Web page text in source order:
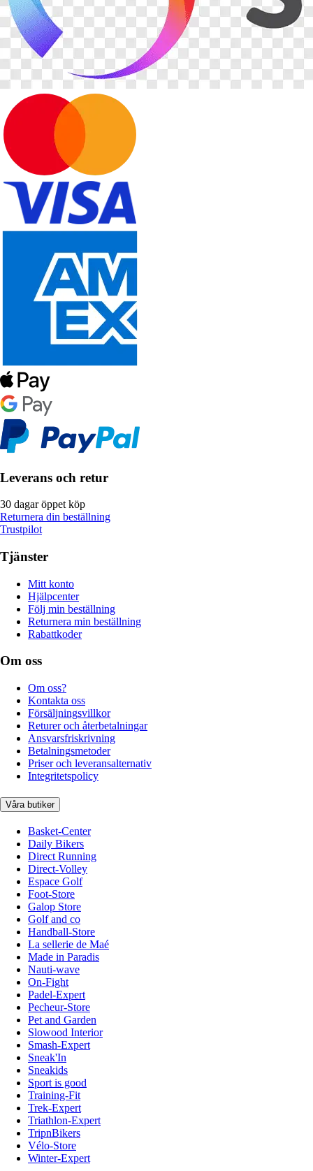
Leverans och retur
30 dagar öppet köp
Returnera din beställning
Trustpilot
Tjänster
Mitt konto
Hjälpcenter
Följ min beställning
Returnera min beställning
Rabattkoder
Om oss
Om oss?
Kontakta oss
Försäljningsvillkor
Returer och återbetalningar
Ansvarsfriskrivning
Betalningsmetoder
Priser och leveransalternativ
Integritetspolicy
Våra butiker
Basket-Center
Daily Bikers
Direct Running
Direct-Volley
Espace Golf
Foot-Store
Galop Store
Golf and co
Handball-Store
La sellerie de Maé
Made in Paradis
Nauti-wave
On-Fight
Padel-Expert
Pecheur-Store
Pet and Garden
Slowood Interior
Smash-Expert
Sneak'In
Sneakids
Sport is good
Training-Fit
Trek-Expert
Triathlon-Expert
TripnBikers
Vélo-Store
Winter-Expert